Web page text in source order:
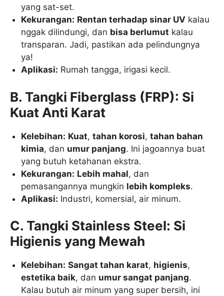
yang sat-set.
Kekurangan: Rentan terhadap sinar UV kalau
nggak dilindungi, dan bisa berlumut kalau
transparan. Jadi, pastikan ada pelindungnya
ya!
Aplikasi: Rumah tangga, irigasi kecil.
B. Tangki Fiberglass (FRP): Si
Kuat Anti Karat
Kelebihan: Kuat,tahan korosi,tahan bahan
kimia, dan umur panjang. Ini jagoannya buat
yang butuh ketahanan ekstra.
Kekurangan: Lebih mahal, dan
pemasangannya mungkin lebih kompleks.
Aplikasi: Industri, komersial, air minum.
C. Tangki Stainless Steel: Si
Higienis yang Mewah
Kelebihan: Sangat tahan karat, higienis,
estetika baik, dan umur sangat panjang.
Kalau butuh air minum yang super bersih, ini